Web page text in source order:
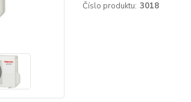
Číslo produktu: 3018